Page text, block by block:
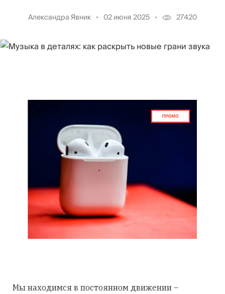
Александра Явник 02 июня 2025 27420
Мы находимся в постоянном движении –